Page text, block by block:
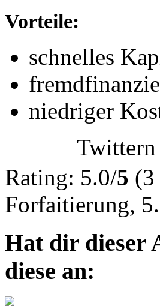
Vorteile:
schnelles
niedriger
Twittern
Rating: 5.0/5 (3
Forfaitierung,
Hat dir dieser
diese an: